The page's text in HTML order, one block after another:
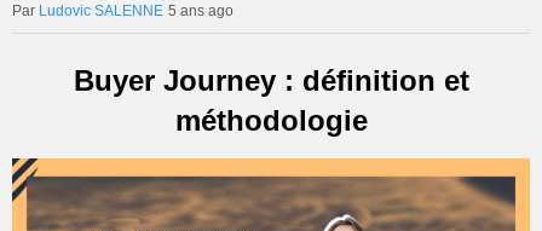
Ludovic SALENNE 5 ans ago
Buyer Journey : définition et
méthodologie